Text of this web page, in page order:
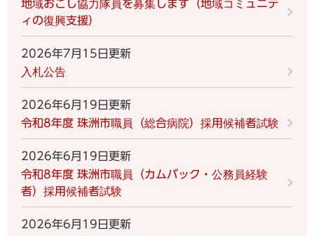
地域おこし協力隊員を募集します（地域コミュニテ
ィの復興支援）
2026年7月15日更新
入札公告
2026年6月19日更新
令和8年度 珠洲市職員（総合病院）採用候補者試験
2026年6月19日更新
令和8年度 珠洲市職員（カムバック・公務員経験
者）採用候補者試験
2026年6月19日更新